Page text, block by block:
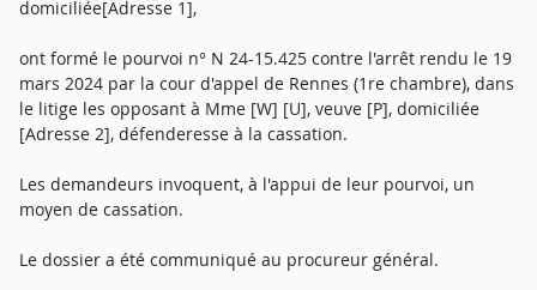
domiciliée[Adresse 1],
ont formé le pourvoi n° N 24-15.425 contre l'arrêt rendu le 19
mars 2024 par la cour d'appel de Rennes (1re chambre), dans
le litige les opposant à Mme [W] [U], veuve [P], domiciliée
[Adresse 2], défenderesse à la cassation.
Les demandeurs invoquent, à l'appui de leur pourvoi, un
moyen de cassation.
Le dossier a été communiqué au procureur général.